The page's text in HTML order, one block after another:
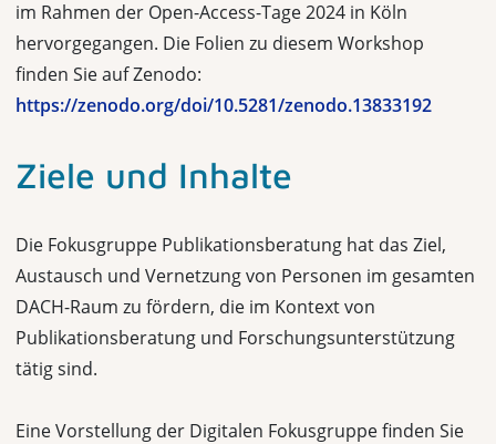
im Rahmen der Open-Access-Tage 2024 in Köln
hervorgegangen. Die Folien zu diesem Workshop
finden Sie auf Zenodo:
https://zenodo.org/doi/10.5281/zenodo.13833192
Ziele und Inhalte
Die Fokusgruppe Publikationsberatung hat das Ziel,
Austausch und Vernetzung von Personen im gesamten
DACH-Raum zu fördern, die im Kontext von
Publikationsberatung und Forschungsunterstützung
tätig sind.
Eine Vorstellung der Digitalen Fokusgruppe finden Sie